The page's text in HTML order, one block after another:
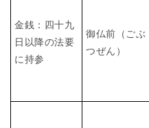
金銭：四十九
日以降の法要
に持参
御仏前（ごぶ
つぜん）